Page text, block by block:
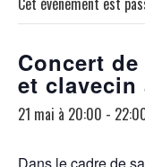
Concert
et clavecin
21 mai à 20:00 -